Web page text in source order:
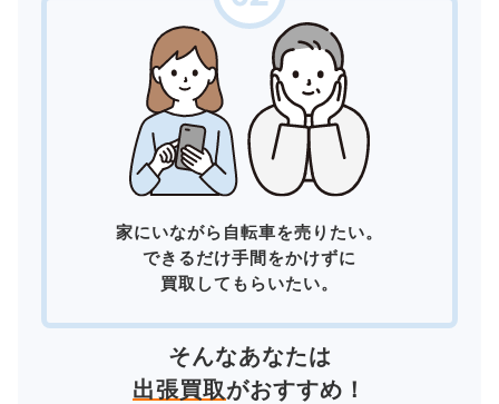
家にいながら自転車を売りたい。
できるだけ手間をかけずに
買取してもらいたい。
そんなあなたは
出張買取がおすすめ！